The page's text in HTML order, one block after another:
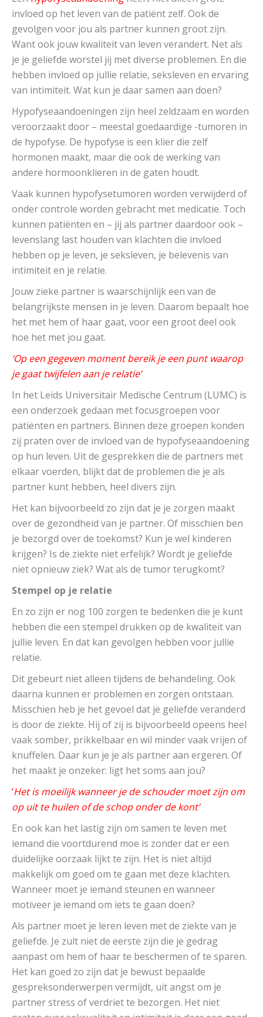
invloed op het leven van de patiënt zelf. Ook de
gevolgen voor jou als partner kunnen groot zijn.
Want ook jouw kwaliteit van leven verandert. Net als
je je geliefde worstel jij met diverse problemen. En die
hebben invloed op jullie relatie, seksleven en ervaring
van intimiteit. Wat kun je daar samen aan doen?
Hypofyseaandoeningen zijn heel zeldzaam en worden
veroorzaakt door – meestal goedaardige -tumoren in
de hypofyse. De hypofyse is een klier die zelf
hormonen maakt, maar die ook de werking van
andere hormoonklieren in de gaten houdt.
Vaak kunnen hypofysetumoren worden verwijderd of
onder controle worden gebracht met medicatie. Toch
kunnen patiënten en – jij als partner daardoor ook –
levenslang last houden van klachten die invloed
hebben op je leven, je seksleven, je belevenis van
intimiteit en je relatie.
Jouw zieke partner is waarschijnlijk een van de
belangrijkste mensen in je leven. Daarom bepaalt hoe
het met hem of haar gaat, voor een groot deel ook
hoe het met jou gaat.
‘Op een gegeven moment bereik je een punt waarop
je gaat twijfelen aan je relatie’
In het Leids Universitair Medische Centrum (LUMC) is
een onderzoek gedaan met focusgroepen voor
patiënten en partners. Binnen deze groepen konden
zij praten over de invloed van de hypofyseaandoening
op hun leven. Uit de gesprekken die de partners met
elkaar voerden, blijkt dat de problemen die je als
partner kunt hebben, heel divers zijn.
Het kan bijvoorbeeld zo zijn dat je je zorgen maakt
over de gezondheid van je partner. Of misschien ben
je bezorgd over de toekomst? Kun je wel kinderen
krijgen? Is de ziekte niet erfelijk? Wordt je geliefde
niet opnieuw ziek? Wat als de tumor terugkomt?
Stempel op je relatie
En zo zijn er nog 100 zorgen te bedenken die je kunt
hebben die een stempel drukken op de kwaliteit van
jullie leven. En dat kan gevolgen hebben voor jullie
relatie.
Dit gebeurt niet alleen tijdens de behandeling. Ook
daarna kunnen er problemen en zorgen ontstaan.
Misschien heb je het gevoel dat je geliefde veranderd
is door de ziekte. Hij of zij is bijvoorbeeld opeens heel
vaak somber, prikkelbaar en wil minder vaak vrijen of
knuffelen. Daar kun je je als partner aan ergeren. Of
het maakt je onzeker: ligt het soms aan jou?
‘Het is moeilijk wanneer je de schouder moet zijn om
op uit te huilen of de schop onder de kont’
En ook kan het lastig zijn om samen te leven met
iemand die voortdurend moe is zonder dat er een
duidelijke oorzaak lijkt te zijn. Het is niet altijd
makkelijk om goed om te gaan met deze klachten.
Wanneer moet je iemand steunen en wanneer
motiveer je iemand om iets te gaan doen?
Als partner moet je leren leven met de ziekte van je
geliefde. Je zult niet de eerste zijn die je gedrag
aanpast om hem of haar te beschermen of te sparen.
Het kan goed zo zijn dat je bewust bepaalde
gespreksonderwerpen vermijdt, uit angst om je
partner stress of verdriet te bezorgen. Het niet